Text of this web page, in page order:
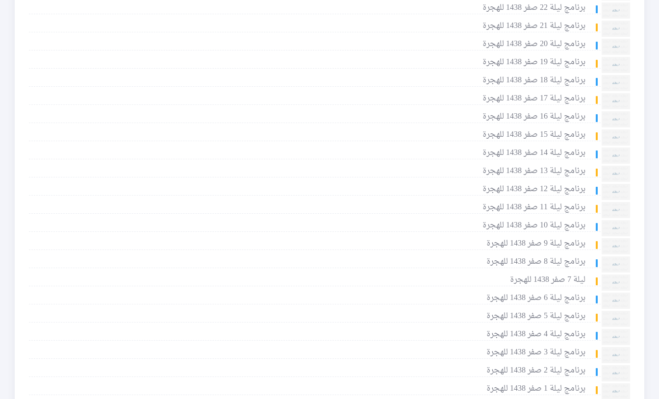
برنامج ليلة 22 صفر 1438 للهجرة
برنامج ليلة 21 صفر 1438 للهجرة
برنامج ليلة 20 صفر 1438 للهجرة
برنامج ليلة 19 صفر 1438 للهجرة
برنامج ليلة 18 صفر 1438 للهجرة
برنامج ليلة 17 صفر 1438 للهجرة
برنامج ليلة 16 صفر 1438 للهجرة
برنامج ليلة 15 صفر 1438 للهجرة
برنامج ليلة 14 صفر 1438 للهجرة
برنامج ليلة 13 صفر 1438 للهجرة
برنامج ليلة 12 صفر 1438 للهجرة
برنامج ليلة 11 صفر 1438 للهجرة
برنامج ليلة 10 صفر 1438 للهجرة
برنامج ليلة 9 صفر 1438 للهجرة
برنامج ليلة 8 صفر 1438 للهجرة
ليلة 7 صفر 1438 للهجرة
برنامج ليلة 6 صفر 1438 للهجرة
برنامج ليلة 5 صفر 1438 للهجرة
برنامج ليلة 4 صفر 1438 للهجرة
برنامج ليلة 3 صفر 1438 للهجرة
برنامج ليلة 2 صفر 1438 للهجرة
برنامج ليلة 1 صفر 1438 للهجرة